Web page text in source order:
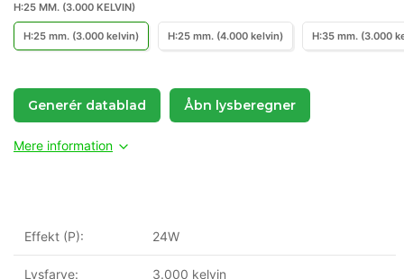
H:25 MM. (3.000 KELVIN)
H:25 mm. (3.000 kelvin) H:25 mm. (4.000 kelvin) H:35 mm. (3.000
Generér datablad Åbn lysberegner
Mere information
Effekt (P): 24W
Lysfarve: 3.000 kelvin